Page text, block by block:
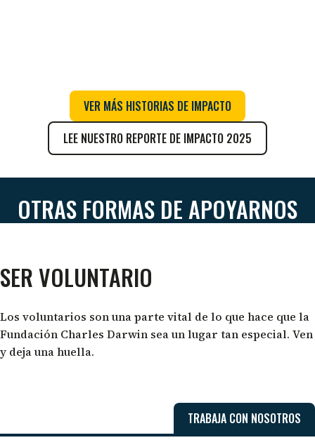
VER MÁS HISTORIAS DE IMPACTO
LEE NUESTRO REPORTE DE IMPACTO 2025
OTRAS FORMAS DE APOYARNOS
SER VOLUNTARIO
Los voluntarios son una parte vital de lo que hace que la
Fundación Charles Darwin sea un lugar tan especial. Ven
y deja una huella.
TRABAJA CON NOSOTROS